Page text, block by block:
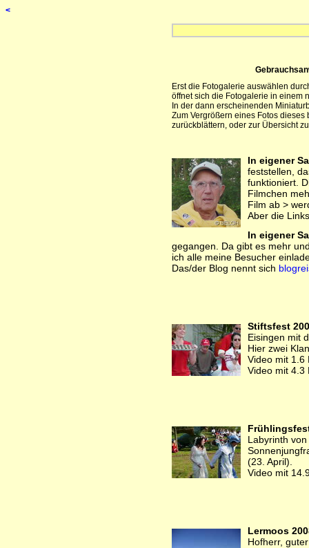
<
Erst die Fotogalerie auswählen
öffnet sich die Fotogalerie in einem
In der dann erscheinenden
Zum Vergrößern eines Fotos
zurückblättern, oder zur Übersicht
In eigener
feststellen,
funktioniert.
Filmchen
Film ab >
Aber die
In eigener
gegangen. Da gibt es mehr
ich alle meine Besucher
Das/der Blog nennt sich
Stiftsfest
Eisingen mit
Hier zwei
Video mit 1.6
Video mit 4.3
Labyrinth
(23. April).
Video mit
Lermoos
Hofherr,